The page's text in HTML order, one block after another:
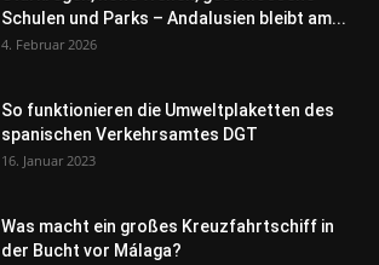
Schulen und Parks – Andalusien bleibt am...
4. Februar 2026
So funktionieren die Umweltplaketten des
spanischen Verkehrsamtes DGT
16. Januar 2023
Was macht ein großes Kreuzfahrtschiff in
der Bucht vor Málaga?